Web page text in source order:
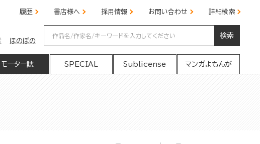
履歴 書店様へ 採用情報 お問い合わせ 詳細検索
ほのぼの
検索
モーター誌 SPECIAL Sublicense マンガよもんが